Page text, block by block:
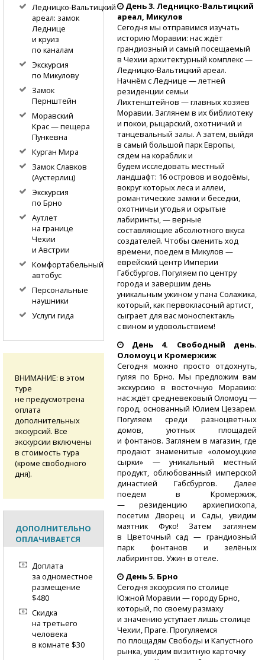
День 3. Ледницко-Вальтицкий
ареал, Микулов
Сегодня мы отправимся изучать
историю Моравии: нас ждёт
грандиозный и самый посещаемый
в Чехии архитектурный комплекс —
Ледницко-Вальтицкий ареал.
Начнём с Леднице — летней
резиденции семьи
Лихтенштейнов — главных хозяев
Моравии. Заглянем в их библиотеку
и покои, рыцарский, охотничий и
танцевальный залы. А затем, выйдя
в самый большой парк Европы,
сядем на кораблик и
будем исследовать местный
ландшафт: 16 островов и водоёмы,
вокруг которых леса и аллеи,
романтические замки и беседки,
охотничьи угодья и скрытые
лабиринты, — верные
составляющие абсолютного вкуса
создателей. Чтобы сменить ход
времени, поедем в Микулов —
еврейский центр Империи
Габсбургов. Погуляем по центру
города и завершим день
уникальным ужином у пана Солажика,
который, как первоклассный артист,
сыграет для вас моноспектакль
с вином и удовольствием!
День 4. Свободный день.
Оломоуц и Кромержиж
Сегодня можно просто отдохнуть,
гуляя по Брно. Мы предложим вам
экскурсию в восточную Моравию:
нас ждёт средневековый Оломоуц —
город, основанный Юлием Цезарем.
Погуляем среди разноцветных
домов, уютных площадей
и фонтанов. Заглянем в магазин, где
продают знаменитые «оломоуцкие
сырки» — уникальный местный
продукт, облюбованный имперской
династией Габсбургов. Далее
поедем в Кромержиж,
— резиденцию архиепископа,
посетим Дворец и Сады, увидим
маятник Фуко! Затем заглянем
в Цветочный сад — грандиозный
парк фонтанов и зелёных
лабиринтов. Ужин в отеле.
День 5. Брно
Сегодня экскурсия по столице
Южной Моравии — городу Брно,
который, по своему размаху
и значению уступает лишь столице
Чехии, Праге. Прогуляемся
по площадям Свободы и Капустного
рынка, увидим визитную карточку
Ледницко-Вальтицкий
ареал: замок
Леднице
и круиз
по каналам
Экскурсия
по Микулову
Замок
Пернштейн
Моравский
Крас — пещера
Пункевна
Курган Мира
Замок Славков
(Аустерлиц)
Экскурсия
по Брно
Аутлет
на границе
Чехии
и Австрии
Комфортабельный
автобус
Персональные
наушники
Услуги гида
ВНИМАНИЕ: в этом
туре
не предусмотрена
оплата
дополнительных
экскурсий. Все
экскурсии включены
в стоимость тура
(кроме свободного
дня).
ДОПОЛНИТЕЛЬНО
ОПЛАЧИВАЕТСЯ
Доплата
за одноместное
размещение
$480
Скидка
на третьего
человека
в комнате $30